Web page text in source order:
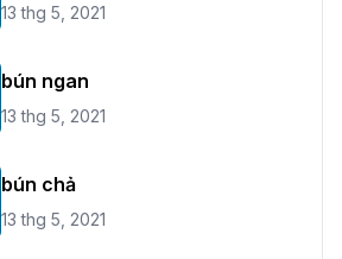
13 thg 5, 2021
bún ngan
13 thg 5, 2021
bún chả
13 thg 5, 2021